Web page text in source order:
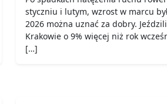
styczniu i lutym, wzrost w marcu
2026 można uznać za dobry.
Krakowie o 9% więcej niż rok
[…]